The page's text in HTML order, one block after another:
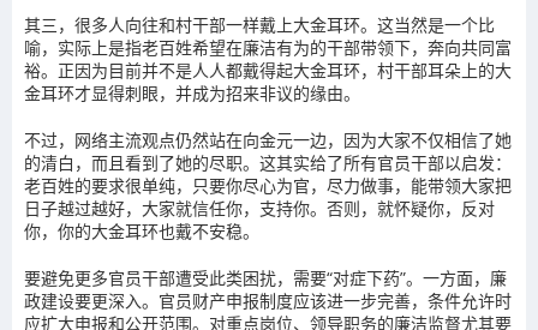
其三，很多人向往和村干部一样戴上大金耳环。这当然是一个比
喻，实际上是指老百姓希望在廉洁有为的干部带领下，奔向共同富
裕。正因为目前并不是人人都戴得起大金耳环，村干部耳朵上的大
金耳环才显得刺眼，并成为招来非议的缘由。
不过，网络主流观点仍然站在向金元一边，因为大家不仅相信了她
的清白，而且看到了她的尽职。这其实给了所有官员干部以启发：
老百姓的要求很单纯，只要你尽心为官，尽力做事，能带领大家把
日子越过越好，大家就信任你，支持你。否则，就怀疑你，反对
你，你的大金耳环也戴不安稳。
要避免更多官员干部遭受此类困扰，需要“对症下药”。一方面，廉
政建设要更深入。 官员财产申报制度应该进一步完善，条件允许时
应扩大申报和公开范围。对重点岗位、领导职务的廉洁监督尤其要